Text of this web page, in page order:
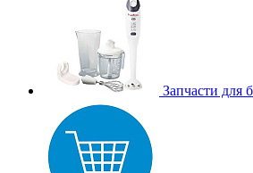
Запчасти для